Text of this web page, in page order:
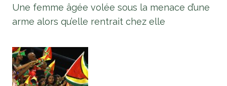
Une femme âgée volée sous la menace d’une
arme alors qu’elle rentrait chez elle